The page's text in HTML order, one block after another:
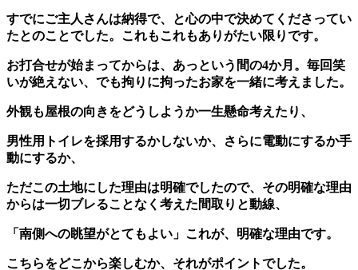
すでにご主人さんは納得で、と心の中で決めてくださってい
たとのことでした。これもこれもありがたい限りです。
お打合せが始まってからは、あっという間の4か月。毎回笑
いが絶えない、でも拘りに拘ったお家を一緒に考えました。
外観も屋根の向きをどうしようか一生懸命考えたり、
男性用トイレを採用するかしないか、さらに電動にするか手
動にするか、
ただこの土地にした理由は明確でしたので、その明確な理由
からは一切ブレることなく考えた間取りと動線、
「南側への眺望がとてもよい」これが、明確な理由です。
こちらをどこから楽しむか、それがポイントでした。